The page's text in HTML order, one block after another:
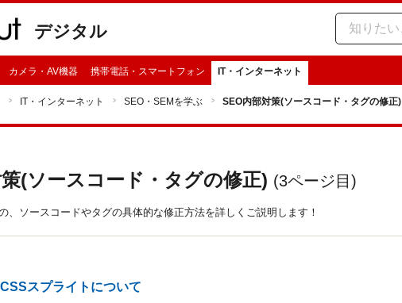
デジタル
カメラ・AV機器 携帯電話・スマートフォン IT・インターネット
IT・インターネット SEO・SEMを学ぶ SEO内部対策(ソースコード・タグの修正)
(ソースコード・タグの修正) (3ページ目)
、ソースコードやタグの具体的な修正方法を詳しくご説明します！
スプライトについて